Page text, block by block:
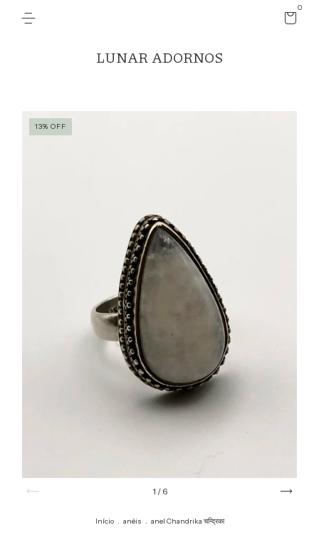
LUNAR ADORNOS
0
13% OFF
1 / 6
Início . anéis . anel Chandrika चन्द्रिका